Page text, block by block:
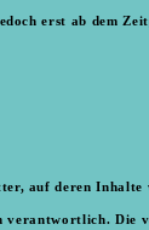
erst ab dem
auf deren